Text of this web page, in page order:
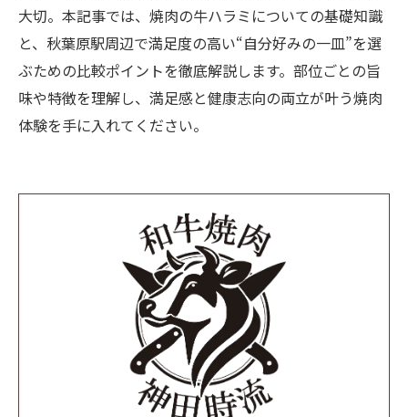
大切。本記事では、焼肉の牛ハラミについての基礎知識
と、秋葉原駅周辺で満足度の高い“自分好みの一皿”を選
ぶための比較ポイントを徹底解説します。部位ごとの旨
味や特徴を理解し、満足感と健康志向の両立が叶う焼肉
体験を手に入れてください。